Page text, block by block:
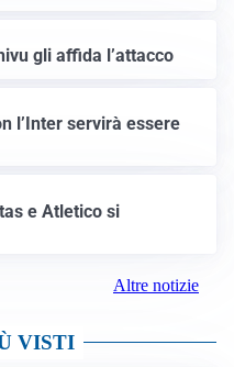
gli affida l’attacco
l’Inter servirà essere
e Atletico si
Altre notizie
VISTI